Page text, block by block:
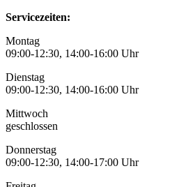
Servicezeiten:
Montag
09:00-12:30, 14:00-16:00 Uhr
Dienstag
09:00-12:30, 14:00-16:00 Uhr
Mittwoch
geschlossen
Donnerstag
09:00-12:30, 14:00-17:00 Uhr